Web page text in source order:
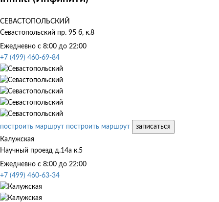
СЕВАСТОПОЛЬСКИЙ
Севастопольский пр. 95 б, к.8
Ежедневно с 8:00 до 22:00
+7 (499) 460-69-84
построить маршрут построить маршрут
записаться
Калужская
Научный проезд д.14а к.5
Ежедневно с 8:00 до 22:00
+7 (499) 460-63-34